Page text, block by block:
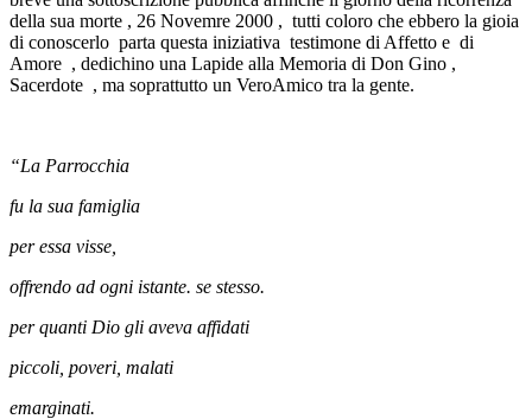
della sua morte , 26 Novemre 2000 , tutti coloro che ebbero la gioia
di conoscerlo parta questa iniziativa testimone di Affetto e di
Amore , dedichino una Lapide alla Memoria di Don Gino ,
Sacerdote , ma soprattutto un VeroAmico tra la gente.
“La Parrocchia
fu la sua famiglia
per essa visse,
offrendo ad ogni istante. se stesso.
per quanti Dio gli aveva affidati
piccoli, poveri, malati
emarginati.